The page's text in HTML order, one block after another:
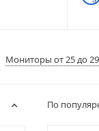
Мониторы от 25 до
По